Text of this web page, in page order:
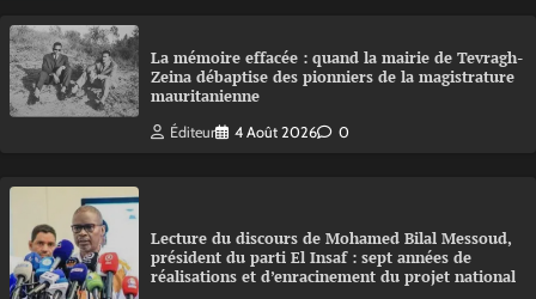
La mémoire effacée : quand la mairie de Tevragh-
Zeina débaptise des pionniers de la magistrature
mauritanienne
Éditeur 4 Août 2026 0
Lecture du discours de Mohamed Bilal Messoud,
président du parti El Insaf : sept années de
réalisations et d’enracinement du projet national